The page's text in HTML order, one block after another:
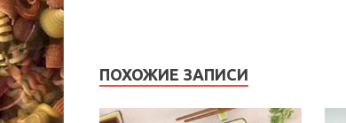
ПОХОЖИЕ ЗАПИСИ